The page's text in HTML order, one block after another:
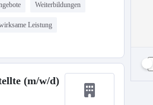
Weiterbildungen
Leistung
(m/w/d)